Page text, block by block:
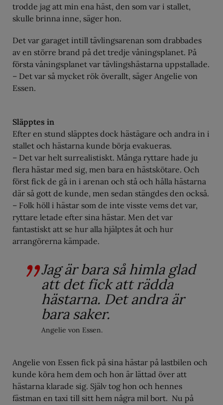
trodde jag att min ena häst, den som var i stallet,
skulle brinna inne, säger hon.
Det var garaget intill tävlingsarenan som drabbades
av en större brand på det tredje våningsplanet. På
första våningsplanet var tävlingshästarna uppstallade.
– Det var så mycket rök överallt, säger Angelie von
Essen.
Släpptes in
Efter en stund släpptes dock hästägare och andra in i
stallet och hästarna kunde börja evakueras.
– Det var helt surrealistiskt. Många ryttare hade ju
flera hästar med sig, men bara en hästskötare. Och
först fick de gå in i arenan och stå och hålla hästarna
där så gott de kunde, men sedan stängdes den också.
– Folk höll i hästar som de inte visste vems det var,
ryttare letade efter sina hästar. Men det var
fantastiskt att se hur alla hjälptes åt och hur
arrangörerna kämpade.
Jag är bara så himla glad
att det fick att rädda
hästarna. Det andra är
bara saker.
Angelie von Essen.
Angelie von Essen fick på sina hästar på lastbilen och
kunde köra hem dem och hon är lättad över att
hästarna klarade sig. Själv tog hon och hennes
fästman en taxi till sitt hem några mil bort. Nu på